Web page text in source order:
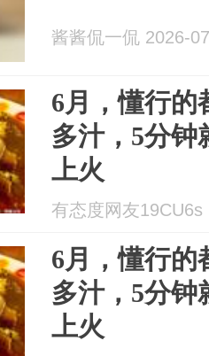
酱酱侃一侃 2026-
6月，懂行的
多汁，5分钟
上火
有态度网友
6月，懂行的
多汁，5分钟
上火